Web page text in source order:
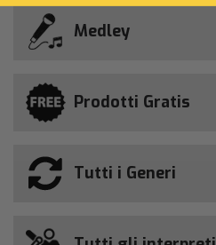
Medley
Prodotti Gratis
Tutti i Generi